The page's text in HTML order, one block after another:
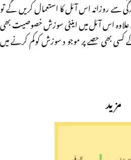
سے روزانہ اس آئل کا استعمال کریں گے تو
اس آئل میں اینٹی سوزش خصوصیت بھی
بھی حصے پر موجو د سوزش کوکم کرنے میں
مزید